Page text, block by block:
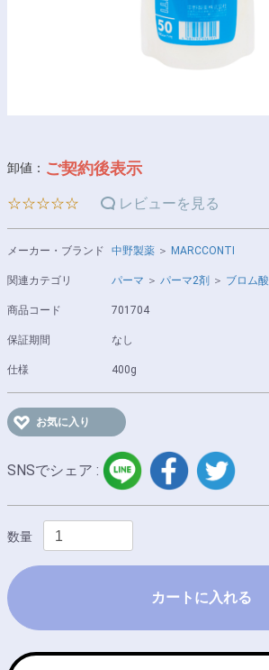
卸値： ご契約後表示
☆☆☆☆☆ レビューを見る
メーカー・ブランド 中野製薬 ＞ MARCCONTI
関連カテゴリ パーマ ＞ パーマ2剤 ＞ ブロム酸
商品コード 701704
保証期間 なし
仕様 400g
お気に入り
SNSでシェア :
LINE facebook
数量
カートに入れる